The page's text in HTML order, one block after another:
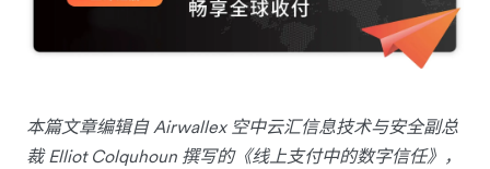
本篇文章编辑自 Airwallex 空中云汇信息技术与安全副总
裁 Elliot Colquhoun 撰写的《线上支付中的数字信任》，